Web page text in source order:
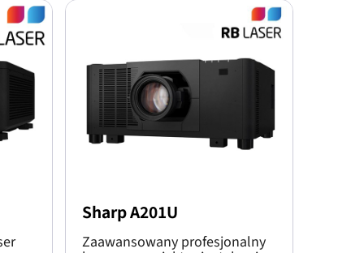
Sharp A201U
Zaawansowany profesjonalny